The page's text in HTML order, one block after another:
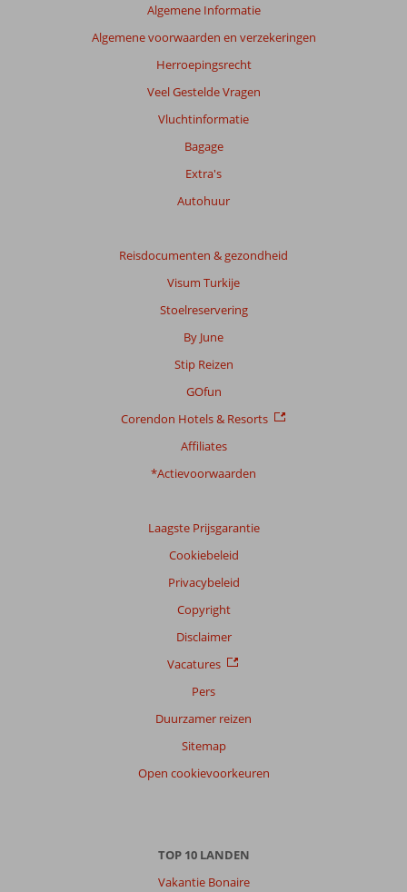
Algemene Informatie
Algemene voorwaarden en verzekeringen
Herroepingsrecht
Veel Gestelde Vragen
Vluchtinformatie
Bagage
Extra's
Autohuur
Reisdocumenten & gezondheid
Visum Turkije
Stoelreservering
By June
Stip Reizen
GOfun
Corendon Hotels & Resorts
Affiliates
*Actievoorwaarden
Laagste Prijsgarantie
Cookiebeleid
Privacybeleid
Copyright
Disclaimer
Vacatures
Pers
Duurzamer reizen
Sitemap
Open cookievoorkeuren
TOP 10 LANDEN
Vakantie Bonaire